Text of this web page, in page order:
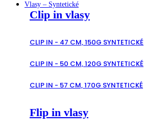
Vlasy – Syntetické
Clip in vlasy
CLIP IN - 47 CM, 150G SYNTETICKÉ
CLIP IN - 50 CM, 120G SYNTETICKÉ
CLIP IN - 57 CM, 170G SYNTETICKÉ
Flip in vlasy